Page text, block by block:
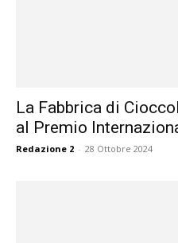
La Fabbrica di
al Premio
Redazione 2 - 28 Ottobre 2024